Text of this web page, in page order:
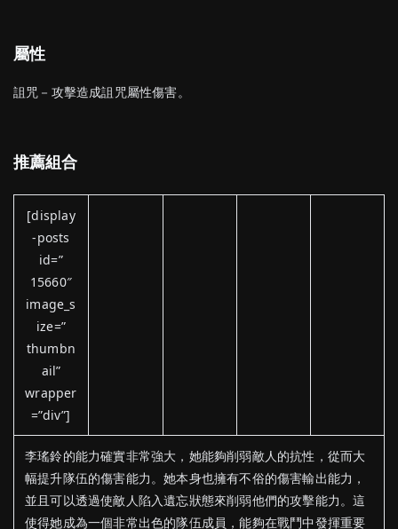
屬性
詛咒－攻擊造成詛咒屬性傷害。
推薦組合
[display
-posts
id=”
15660″
image_s
ize=”
thumbn
ail”
wrapper
=”div”]
李瑤鈴的能力確實非常強大，她能夠削弱敵人的抗性，從而大
幅提升隊伍的傷害能力。她本身也擁有不俗的傷害輸出能力，
並且可以透過使敵人陷入遺忘狀態來削弱他們的攻擊能力。這
使得她成為一個非常出色的隊伍成員，能夠在戰鬥中發揮重要